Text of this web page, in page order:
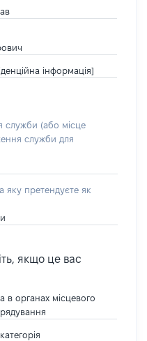
інформація]
служби (або місце
служби для
яку претендуєте як
якщо це вас
в органах місцевого